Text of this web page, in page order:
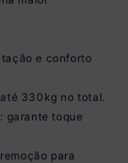
e conforto
330kg no total.
garante toque
para